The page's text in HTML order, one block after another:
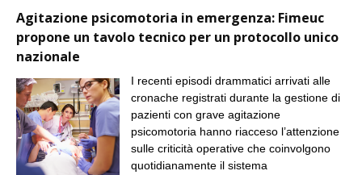
Agitazione psicomotoria in emergenza: Fimeuc
propone un tavolo tecnico per un protocollo unico
nazionale
I recenti episodi drammatici arrivati alle
cronache registrati durante la gestione di
pazienti con grave agitazione
psicomotoria hanno riacceso l’attenzione
sulle criticità operative che coinvolgono
quotidianamente il sistema